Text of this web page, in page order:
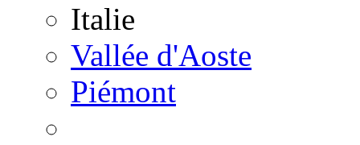
Italie
Vallée d'Aoste
Piémont